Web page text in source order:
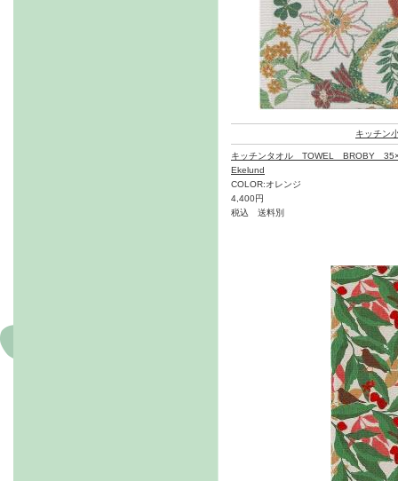
キッチン
キッチンタオル TOWEL BROBY
Ekelund
COLOR:オレンジ
4,400円
税込 送料別